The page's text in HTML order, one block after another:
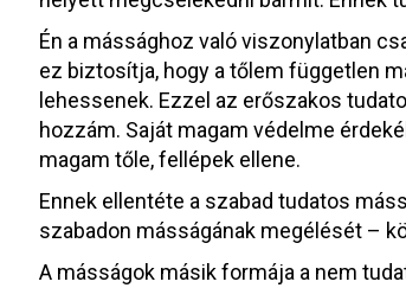
Én a mássághoz való viszonylatban
ez biztosítja, hogy a tőlem független
lehessenek. Ezzel az erőszakos
hozzám. Saját magam védelme
magam tőle, fellépek ellene.
Ennek ellentéte a szabad tudatos
szabadon másságának megélését –
A másságok másik formája a nem